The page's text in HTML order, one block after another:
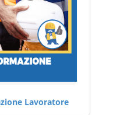
Lavoratore